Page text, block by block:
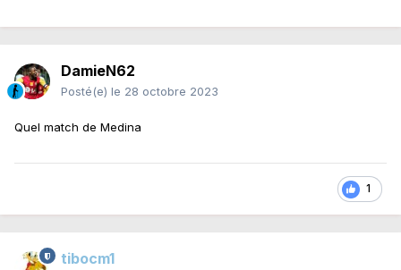
DamieN62
Posté(e) le 28 octobre 2023
Quel match de Medina
1
tibocm1